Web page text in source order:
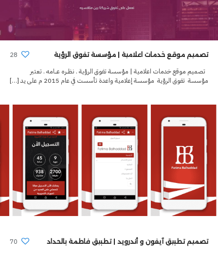
تصميم موقع خدمات اعلامية | مؤسسة تفوق الرؤية
28
تصميم موقع خدمات اعلامية | مؤسسة تفوق الرؤية . نظـــره عــــامه . تعتبر
مؤسسة تفوق الرؤية مؤسسة إعلامية واعدة تأسست في عام 2015 م على يد
[…]
تصميم تطبيق آيفون و أندرويد | تطبيق فاطمة بالحداد
70